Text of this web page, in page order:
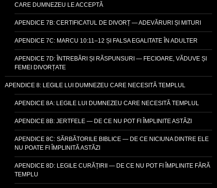
CARE DUMNEZEU LE ACCEPTĂ
APENDICE 7B: CERTIFICATUL DE DIVORȚ — ADEVĂRURI ȘI MITURI
APENDICE 7C: MARCU 10:11–12 ȘI FALSA EGALITATE ÎN ADULTER
APENDICE 7D: ÎNTREBĂRI ȘI RĂSPUNSURI — FECIOARE, VĂDUVE ȘI
FEMEI DIVORȚATE
APENDICE 8: LEGILE LUI DUMNEZEU CARE NECESITĂ TEMPLUL
APENDICE 8A: LEGILE LUI DUMNEZEU CARE NECESITĂ TEMPLUL
APENDICE 8B: JERTFELE — DE CE NU POT FI ÎMPLINITE ASTĂZI
APENDICE 8C: SĂRBĂTORILE BIBLICE — DE CE NICIUNA DINTRE ELE
NU POATE FI ÎMPLINITĂ ASTĂZI
APENDICE 8D: LEGILE CURĂȚIRII — DE CE NU POT FI ÎMPLINITE FĂRĂ
TEMPLU